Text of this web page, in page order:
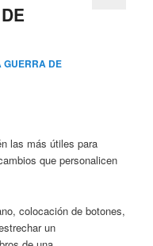
GUERRA DE
las más útiles para
que personalicen
colocación de botones,
un